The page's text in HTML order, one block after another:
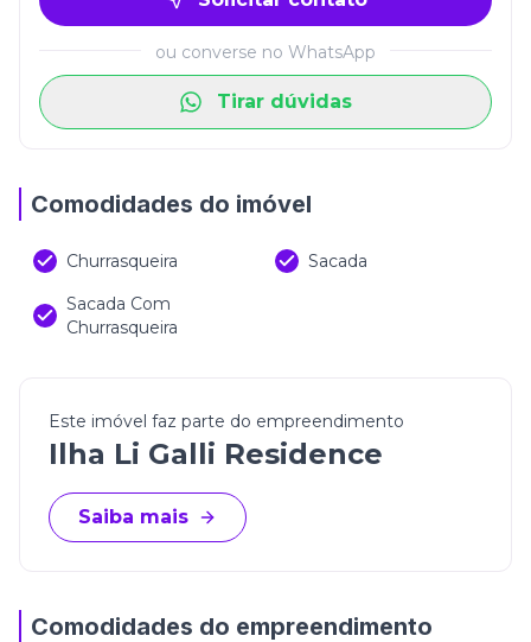
para quem valoriza qualidade, conforto e uma
localização estratégica.
Construtora: Santana Empreendimentos
(Os valores estão sujeitos à alteração sem aviso
prévio)
ou converse no WhatsApp
Tirar dúvidas
Comodidades do imóvel
Churrasqueira
Sacada
Sacada Com
Churrasqueira
Este imóvel faz parte do empreendimento
Ilha Li Galli Residence
Saiba mais
Comodidades do empreendimento